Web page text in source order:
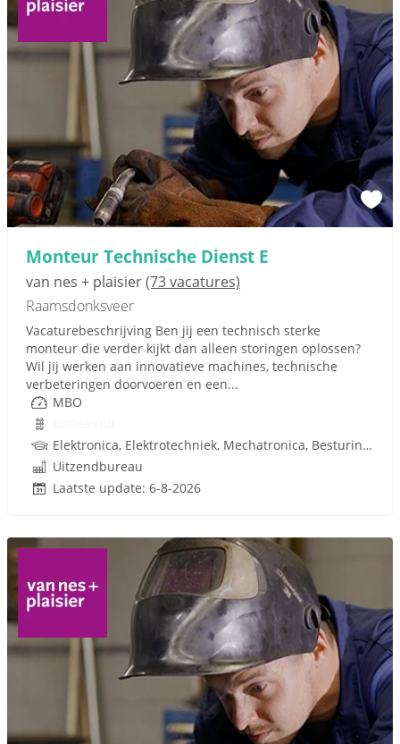
Monteur Technische Dienst E
van nes + plaisier(73 vacatures)
Raamsdonksveer
Vacaturebeschrijving Ben jij een technisch sterke
monteur die verder kijkt dan alleen storingen oplossen?
Wil jij werken aan innovatieve machines, technische
verbeteringen doorvoeren en een...
MBO
Elektronica, Elektrotechniek, Mechatronica, Besturingstechniek
Uitzendbureau
Laatste update: 6-8-2026